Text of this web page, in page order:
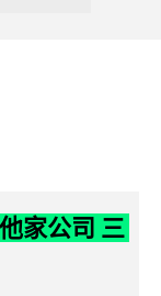
家公司 三